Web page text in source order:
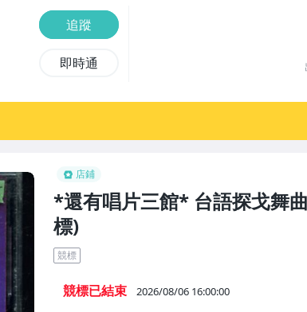
店鋪
*還有唱片三館* 台語探戈舞
標)
競標
競標已結束 2026/08/06 16:00:00
追蹤
即時通